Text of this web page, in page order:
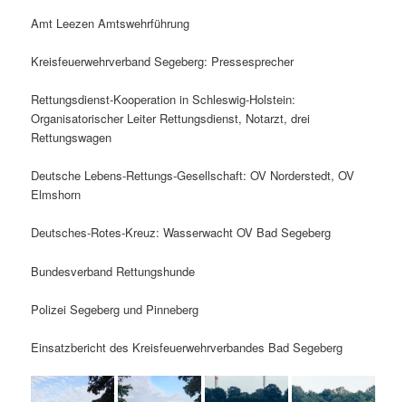
Amt Leezen Amtswehrführung
Kreisfeuerwehrverband Segeberg: Pressesprecher
Rettungsdienst-Kooperation in Schleswig-Holstein:
Organisatorischer Leiter Rettungsdienst, Notarzt, drei
Rettungswagen
Deutsche Lebens-Rettungs-Gesellschaft: OV Norderstedt, OV
Elmshorn
Deutsches-Rotes-Kreuz: Wasserwacht OV Bad Segeberg
Bundesverband Rettungshunde
Polizei Segeberg und Pinneberg
Einsatzbericht des Kreisfeuerwehrverbandes Bad Segeberg